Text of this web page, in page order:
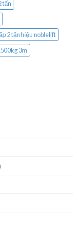
tấn
2 tấn hiệu noblelift
3m